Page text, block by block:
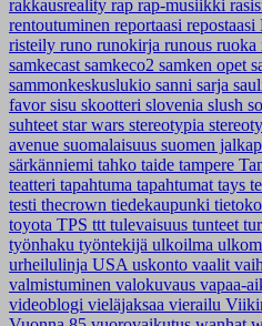
rakkausreality rap rap-musiikki
rentoutuminen reportaasi repostaasi
risteily runo runokirja runous ruoka
samkecast samkeco2 samken opet
sammonkeskuslukio sanni sarja
favorsisu skootteri slovenia slush
suhteet star wars stereotypia
avenue suomalaisuus suomen
särkänniemi tahko taide tampere
teatteri tapahtuma tapahtumat tays
testi thecrown tiedekaupunki
toyota TPS ttt tulevaisuus tunteet
työnhaku työntekijä ulkoilma
urheilulinja USA uskonto vaalit
valmistuminen valokuvaus vapaa-
videoblogi vieläjaksaa vierailu